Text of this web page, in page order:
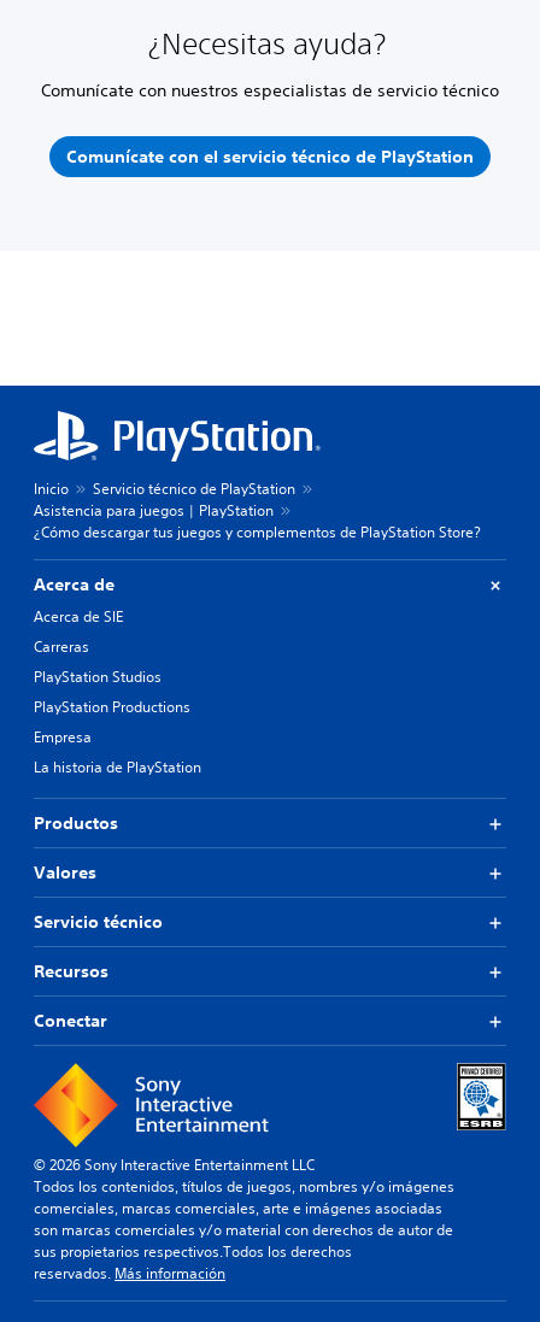
¿Necesitas ayuda?
Comunícate con nuestros especialistas de servicio técnico
Comunícate con el servicio técnico de PlayStation
Inicio
Servicio técnico de PlayStation
Asistencia para juegos | PlayStation
¿Cómo descargar tus juegos y complementos de PlayStation Store?
Acerca de
Acerca de SIE
Carreras
PlayStation Studios
PlayStation Productions
Empresa
La historia de PlayStation
Productos
Valores
Servicio técnico
Recursos
Conectar
© 2026 Sony Interactive Entertainment LLC
Todos los contenidos, títulos de juegos, nombres y/o imágenes
comerciales, marcas comerciales, arte e imágenes asociadas
son marcas comerciales y/o material con derechos de autor de
sus propietarios respectivos.Todos los derechos
reservados. Más información